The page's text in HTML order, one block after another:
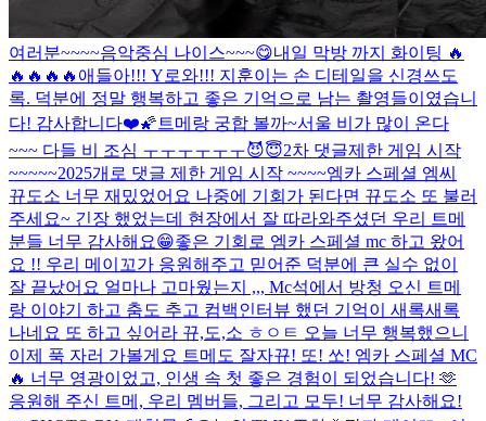
여러분~~~~음악중심 나이스~~~😋내일 막방 까지 화이팅 🔥
🔥🔥🔥🔥 애들아!!! Y로와!!! 지훈이는 손 디테일을 신경쓰도
록. 덕분에 정말 행복하고 좋은 기억으로 남는 촬영들이였습니
다! 감사합니다❤️🌠 트메랑 궁합 볼까~서울 비가 많이 온다
~~~ 다들 비 조심 ㅜㅜㅜㅜㅜㅜ😈😇2차 댓글제한 게임 시작
~~~~~2025개로 댓글 제한 게임 시작 ~~~~엠카 스페셜 엠씨
뀨도소 너무 재밌었어요 나중에 기회가 된다면 뀨도소 또 불러
주세요~ 긴장 했었는데 현장에서 잘 따라와주셨던 우리 트메
분들 너무 감사해요😁좋은 기회로 엠카 스페셜 mc 하고 왔어
요 !! 우리 메이꼬가 응원해주고 믿어준 덕분에 큰 실수 없이
잘 끝났어요 얼마나 고마웠는지 ,,, Mc석에서 방청 오신 트메
랑 이야기 하고 춤도 추고 컴백인터뷰 했던 기억이 새록새록
나네요 또 하고 싶어라 뀨,도,소 ㅎㅇㅌ 오늘 너무 행복했으니
이제 푹 자러 가볼게요 트메도 잘자뀨! 또! 쏘! 엠카 스페셜 MC
🔥 너무 영광이었고, 인생 속 첫 좋은 경험이 되었습니다! 🫶
응원해 주신 트메, 우리 멤버들, 그리고 모두! 너무 감사해요!